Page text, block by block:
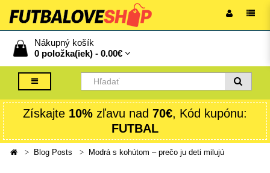
Nákupný košík
0 položka(iek) - 0.00€
Získajte 10% zľavu nad 70€, Kód kupónu:
FUTBAL
Blog Posts Modrá s kohútom – prečo ju deti milujú